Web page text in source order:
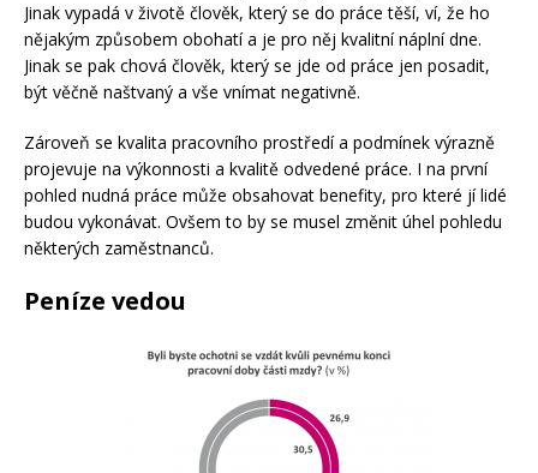
Jinak vypadá v životě člověk, který se do práce těší, ví, že ho
nějakým způsobem obohatí a je pro něj kvalitní náplní dne.
Jinak se pak chová člověk, který se jde od práce jen posadit,
být věčně naštvaný a vše vnímat negativně.
Zároveň se kvalita pracovního prostředí a podmínek výrazně
projevuje na výkonnosti a kvalitě odvedené práce. I na první
pohled nudná práce může obsahovat benefity, pro které jí lidé
budou vykonávat. Ovšem to by se musel změnit úhel pohledu
některých zaměstnanců.
Peníze vedou